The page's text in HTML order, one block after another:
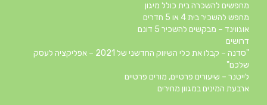
מחפשים להשכרה בית כולל מיגון
מחפש להשכיר בית 4 או 5 חדרים
אוגווינד – מבקשים להשכיר 5 דונם
דרושים
"סדנה – קבלו את כלי השיווק החדשני של 2021 – אפליקציה לעסק
שלכם"
לייטנר – שיעורים פרטיים, מורים פרטיים
ארבעת המינים במגוון מחירים